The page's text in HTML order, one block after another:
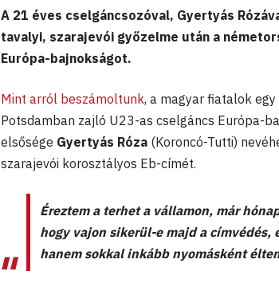
A 21 éves cselgáncsozóval, Gyertyás
tavalyi, szarajevói győzelme után a
Európa-bajnokságot.
Mint arról beszámoltunk, a magyar fiatalok
Potsdamban zajló U23-as cselgáncs Európa-
elsősége Gyertyás Róza (Koroncó-Tutti)
szarajevói korosztályos Eb-címét.
Éreztem a terhet a vállamon, már
hogy vajon sikerül-e majd a címvédés,
hanem sokkal inkább nyomásként